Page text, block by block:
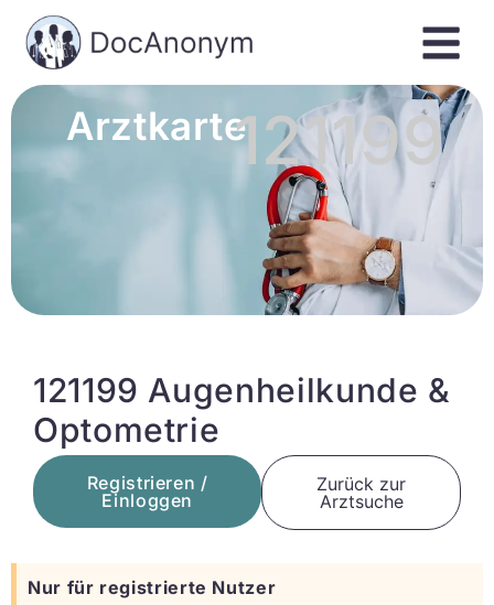
Arztkarte121199
121199 Augenheilkunde &
Optometrie
Registrieren /
Einloggen
Zurück zur
Arztsuche
Nur für registrierte Nutzer